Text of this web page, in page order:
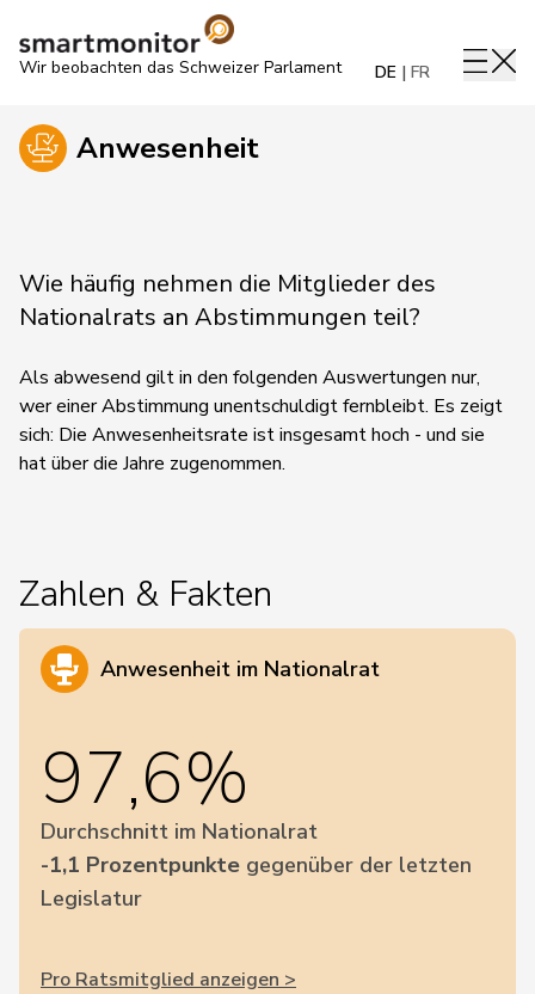
Wir beobachten das Schweizer Parlament DE FR
Anwesenheit
Wie häufig nehmen die Mitglieder des
Nationalrats an Abstimmungen teil?
Als abwesend gilt in den folgenden Auswertungen nur,
wer einer Abstimmung unentschuldigt fernbleibt. Es zeigt
sich: Die Anwesenheitsrate ist insgesamt hoch - und sie
hat über die Jahre zugenommen.
Zahlen & Fakten
Anwesenheit im Nationalrat
97,6%
Durchschnitt im Nationalrat
-1,1 Prozentpunkte gegenüber der letzten
Legislatur
Pro Ratsmitglied anzeigen >